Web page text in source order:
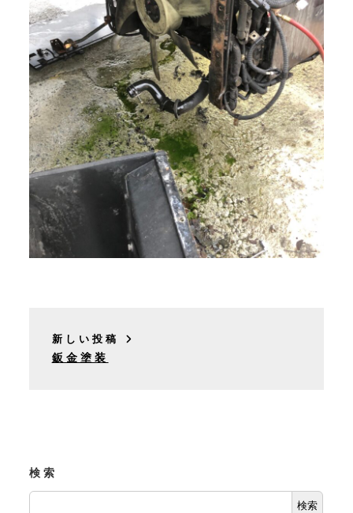
新しい投稿
鈑金塗装
検索
検索